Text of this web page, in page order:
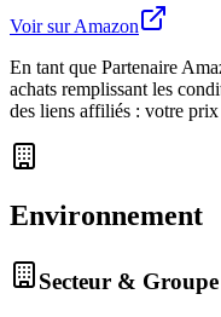
Voir sur Amazon
En tant que Partenaire
achats remplissant les
des liens affiliés : votre prix
Environnement
Secteur &